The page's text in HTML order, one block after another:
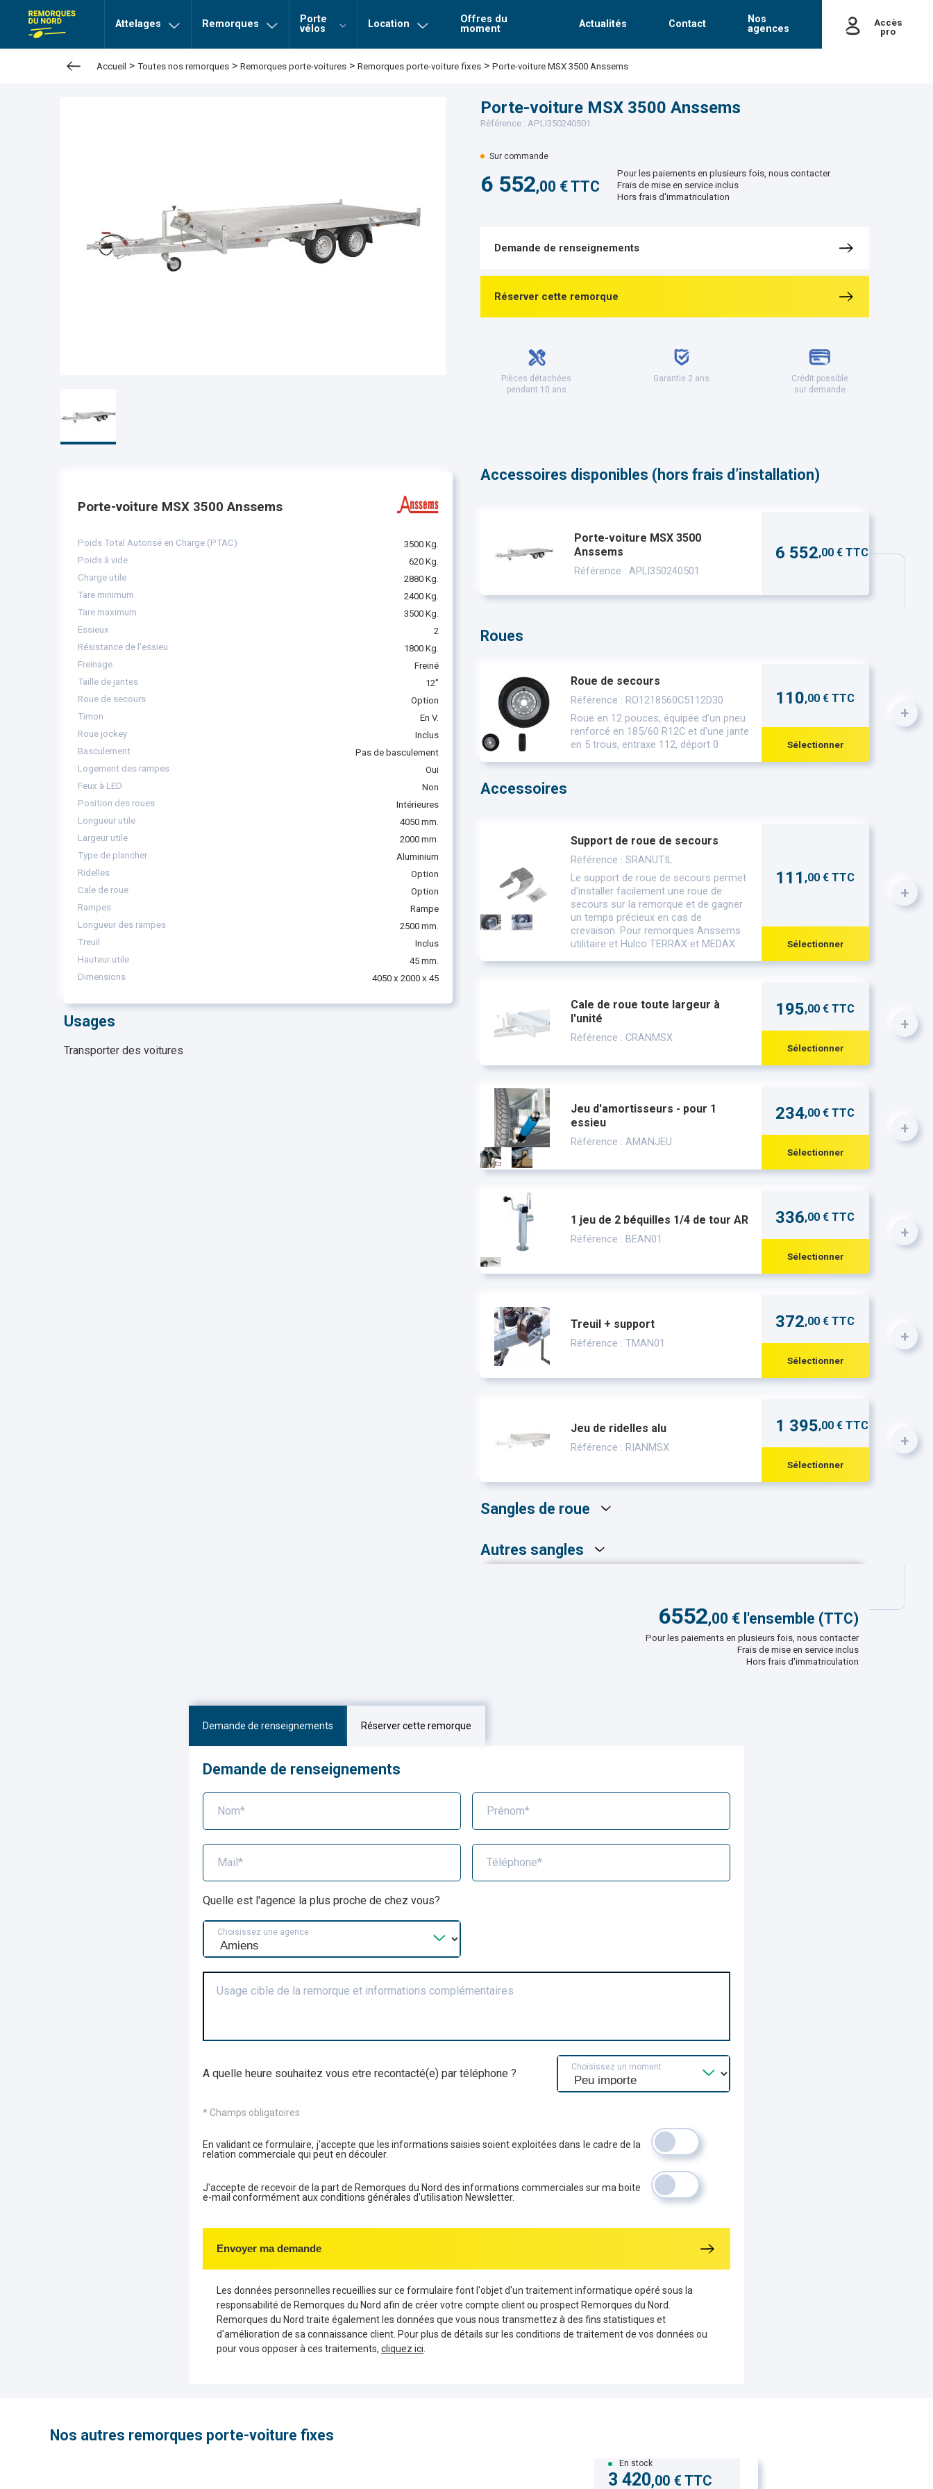
Remorques du nordAttelages Remorques
Porte
vélos
Location
Offres du
moment
Actualités Contact
Nos
agences
Accès
pro
Mot de passe
Mot de passe oublié
Accueil > Toutes nos remorques > Remorques porte-voitures > Remorques porte-voiture fixes > Porte-voiture MSX 3500 Anssems
6 552,00 € TTC
Pour les paiements en plusieurs fois, nous contacter
Frais de mise en service inclus
Hors frais d'immatriculation
Sur commande
Porte-voiture MSX 3500 Anssems
Référence : APLI350240501
Demande de renseignements
Réserver cette remorque
Pièces détachées
pendant 10 ans
Garantie 2 ans
Crédit possible
sur demande
Porte-voiture MSX 3500 Anssems
Poids Total Autorisé en Charge (PTAC)
3500 Kg.
Poids à vide
620 Kg.
Charge utile
2880 Kg.
Tare minimum
2400 Kg.
Tare maximum
3500 Kg.
Essieux
2
Résistance de l'essieu
1800 Kg.
Freinage
Freiné
Taille de jantes
12"
Roue de secours
Option
Timon
En V.
Roue jockey
Inclus
Basculement
Pas de basculement
Logement des rampes
Oui
Feux à LED
Non
Position des roues
Intérieures
Longueur utile
4050 mm.
Largeur utile
2000 mm.
Type de plancher
Aluminium
Ridelles
Option
Cale de roue
Option
Rampes
Rampe
Longueur des rampes
2500 mm.
Treuil
Inclus
Hauteur utile
45 mm.
Dimensions
4050 x 2000 x 45
Usages
Transporter des voitures
Accessoires disponibles (hors frais d’installation)
Porte-voiture MSX 3500
Anssems
Référence : APLI350240501
6 552,00 € TTC
Roues
+
Roue de secours
Référence : RO1218560C5112D30
Roue en 12 pouces, équipée d'un pneu
renforcé en 185/60 R12C et d'une jante
en 5 trous, entraxe 112, déport 0
110,00 € TTC
Sélectionner
Accessoires
+
Support de roue de secours
Référence : SRANUTIL
Le support de roue de secours permet
d'installer facilement une roue de
secours sur la remorque et de gagner
un temps précieux en cas de
crevaison. Pour remorques Anssems
utilitaire et Hulco TERRAX et MEDAX.
111 ,00 € TTC
Sélectionner
+
Cale de roue toute largeur à
l'unité
Référence : CRANMSX
195,00 € TTC
Sélectionner
+
Jeu d'amortisseurs - pour 1
essieu
Référence : AMANJEU
234,00 € TTC
Sélectionner
+
1 jeu de 2 béquilles 1/4 de tour AR
Référence : BEAN01
336,00 € TTC
Sélectionner
+
Treuil + support
Référence : TMAN01
372,00 € TTC
Sélectionner
+
Jeu de ridelles alu
Référence : RIANMSX
1 395,00 € TTC
Sélectionner
Sangles de roue
Autres sangles
6552,00 € l'ensemble (TTC)
Pour les paiements en plusieurs fois, nous contacter
Frais de mise en service inclus
Hors frais d'immatriculation
Demande de renseignements Réserver cette remorque
Demande de renseignements
Nom* Prénom*
Mail* Téléphone*
Quelle est l'agence la plus proche de chez vous?
Choisissez une agence
Usage cible de la remorque et informations complémentaires
A quelle heure souhaitez vous etre recontacté(e) par téléphone ? Choisissez un moment
* Champs obligatoires
En validant ce formulaire, j'accepte que les informations saisies soient exploitées dans le cadre de la
relation commerciale qui peut en découler.
J'accepte de recevoir de la part de Remorques du Nord des informations commerciales sur ma boite
e-mail conformément aux conditions générales d'utilisation Newsletter.
Envoyer ma demande
Les données personnelles recueillies sur ce formulaire font l'objet d'un traitement informatique opéré sous la
responsabilité de Remorques du Nord afin de créer votre compte client ou prospect Remorques du Nord.
Remorques du Nord traite également les données que vous nous transmettez à des fins statistiques et
d'amélioration de sa connaissance client. Pour plus de détails sur les conditions de traitement de vos données ou
pour vous opposer à ces traitements, cliquez ici
Nos autres remorques porte-voiture fixes
En stock
3 420,00 € TTC